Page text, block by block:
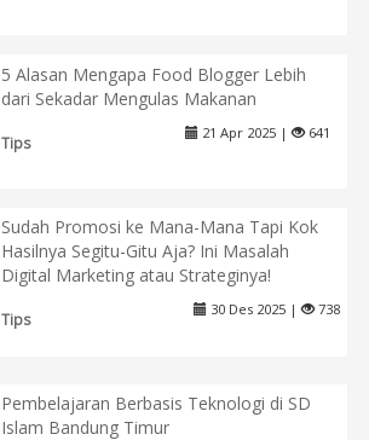
5 Alasan Mengapa Food Blogger Lebih
dari Sekadar Mengulas Makanan
Tips
21 Apr 2025 | 641
Sudah Promosi ke Mana-Mana Tapi Kok
Hasilnya Segitu-Gitu Aja? Ini Masalah
Digital Marketing atau Strateginya!
Tips
30 Des 2025 | 738
Pembelajaran Berbasis Teknologi di SD
Islam Bandung Timur